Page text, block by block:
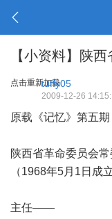
【小资料】陕
点击重新加载
tuffy05
2009-12-26
原载《记忆》第五
陕西省革命委员会
（1968年5月1日成立
主任——